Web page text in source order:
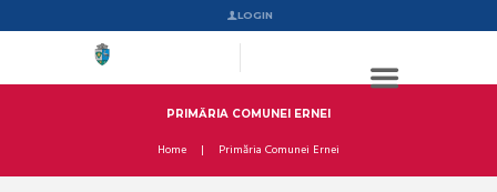
LOGIN
PRIMĂRIA COMUNEI ERNEI
Home Primăria Comunei Ernei